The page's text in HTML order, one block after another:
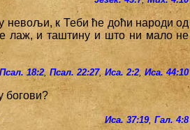
невољи, к Теби ће доћи народи од
лаж, и таштину и што ни мало не
Псал. 18:2,Псал. 22:27,Иса. 2:2,Иса. 44:10
богови?
Иса. 37:19,Гал. 4:8